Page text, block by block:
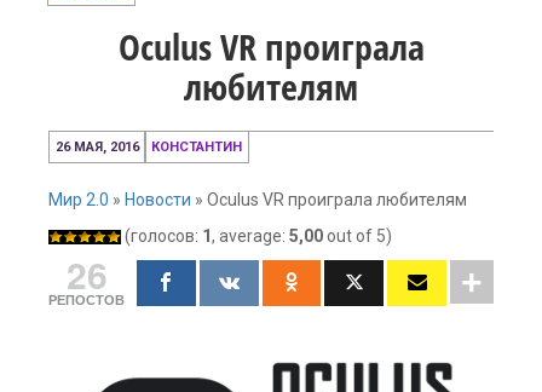
Oculus VR проиграла
любителям
26 МАЯ, 2016
11
декабря,
КОНСТАНТИН
Мир 2.0 » Новости » Oculus VR проиграла любителям
(голосов: 1, average: 5,00out of 5)
26
РЕПОСТОВ